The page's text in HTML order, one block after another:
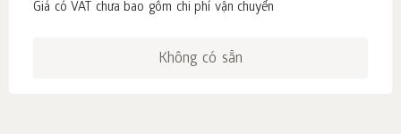
Giá có VAT chưa bao gồm chi phí vận chuyển
Không có sẵn